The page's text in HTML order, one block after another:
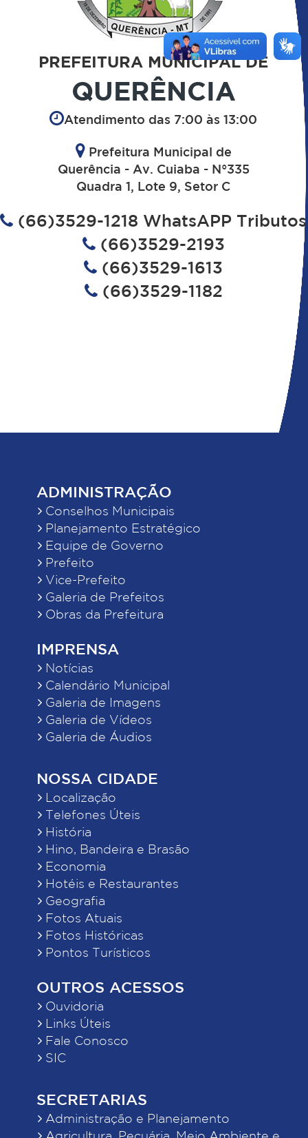
PREFEITURA MUNICIPAL DE
QUERÊNCIA
Atendimento das 7:00 às 13:00
Prefeitura Municipal de
Querência - Av. Cuiaba - N°335
Quadra 1, Lote 9, Setor C
(66)3529-1218 WhatsAPP Tributos
(66)3529-2193
(66)3529-1613
(66)3529-1182
ADMINISTRAÇÃO
Conselhos Municipais
Planejamento Estratégico
Equipe de Governo
Prefeito
Vice-Prefeito
Galeria de Prefeitos
Obras da Prefeitura
IMPRENSA
Notícias
Calendário Municipal
Galeria de Imagens
Galeria de Vídeos
Galeria de Áudios
NOSSA CIDADE
Localização
Telefones Úteis
História
Hino, Bandeira e Brasão
Economia
Hotéis e Restaurantes
Geografia
Fotos Atuais
Fotos Históricas
Pontos Turísticos
OUTROS ACESSOS
Ouvidoria
Links Úteis
Fale Conosco
SIC
SECRETARIAS
Administração e Planejamento